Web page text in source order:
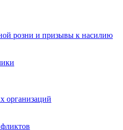
розни и призывы к насилию
организаций